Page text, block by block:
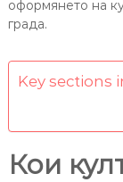
оформянето на
града.
Key sections
Кои